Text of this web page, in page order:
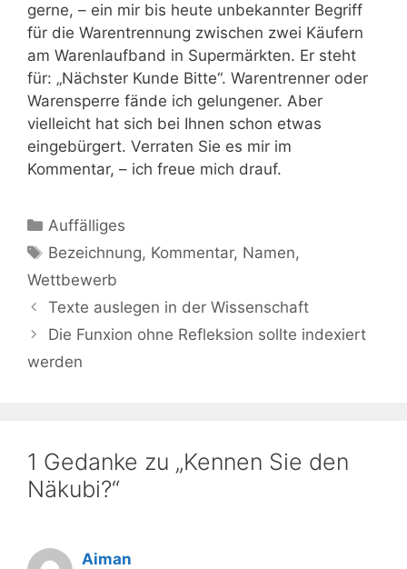
gerne, – ein mir bis heute unbekannter Begriff
für die Warentrennung zwischen zwei Käufern
am Warenlaufband in Supermärkten. Er steht
für: „Nächster Kunde Bitte“. Warentrenner oder
Warensperre fände ich gelungener. Aber
vielleicht hat sich bei Ihnen schon etwas
eingebürgert. Verraten Sie es mir im
Kommentar, – ich freue mich drauf.
Kategorien
Auffälliges
Schlagwörter
Bezeichnung, Kommentar, Namen,
Wettbewerb
Texte auslegen in der Wissenschaft
Die Funxion ohne Refleksion sollte indexiert
werden
1 Gedanke zu „Kennen Sie den
Näkubi?“
Aiman